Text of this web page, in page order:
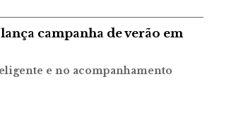
campanha de verão em
e no acompanhamento